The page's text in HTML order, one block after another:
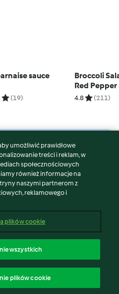
sauce
(19)
Broccoli
Red
Nuts
4.8 (211)
umożliwić prawidłowe
treści i reklam, w
społecznościowych
również informacje na
naszymi partnerom z
reklamowego i
plików cookie
wszystkich
plików cookie